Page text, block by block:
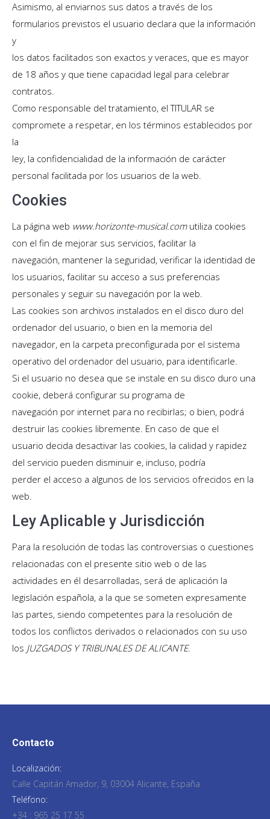
Asimismo, al enviarnos sus datos a través de los
formularios previstos el usuario declara que la información
y
los datos facilitados son exactos y veraces, que es mayor
de 18 años y que tiene capacidad legal para celebrar
contratos.
Como responsable del tratamiento, el TITULAR se
compromete a respetar, en los términos establecidos por
la
ley, la confidencialidad de la información de carácter
personal facilitada por los usuarios de la web.
Cookies
La página web www.horizonte-musical.comutiliza cookies
con el fin de mejorar sus servicios, facilitar la
navegación, mantener la seguridad, verificar la identidad de
los usuarios, facilitar su acceso a sus preferencias
personales y seguir su navegación por la web.
Las cookies son archivos instalados en el disco duro del
ordenador del usuario, o bien en la memoria del
navegador, en la carpeta preconfigurada por el sistema
operativo del ordenador del usuario, para identificarle.
Si el usuario no desea que se instale en su disco duro una
cookie, deberá configurar su programa de
navegación por internet para no recibirlas; o bien, podrá
destruir las cookies libremente. En caso de que el
usuario decida desactivar las cookies, la calidad y rapidez
del servicio pueden disminuir e, incluso, podría
perder el acceso a algunos de los servicios ofrecidos en la
web.
Ley Aplicable y Jurisdicción
Para la resolución de todas las controversias o cuestiones
relacionadas con el presente sitio web o de las
actividades en él desarrolladas, será de aplicación la
legislación española, a la que se someten expresamente
las partes, siendo competentes para la resolución de
todos los conflictos derivados o relacionados con su uso
los JUZGADOS Y TRIBUNALES DE ALICANTE.
Contacto
Localización:
Calle Capitán Amador, 9, 03004 Alicante, España
Teléfono:
+34 : 965 25 17 55